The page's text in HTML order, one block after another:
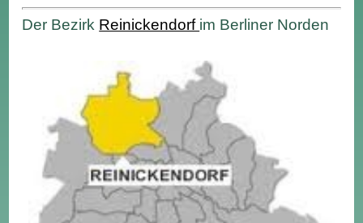
Der Bezirk Reinickendorf im Berliner Norden